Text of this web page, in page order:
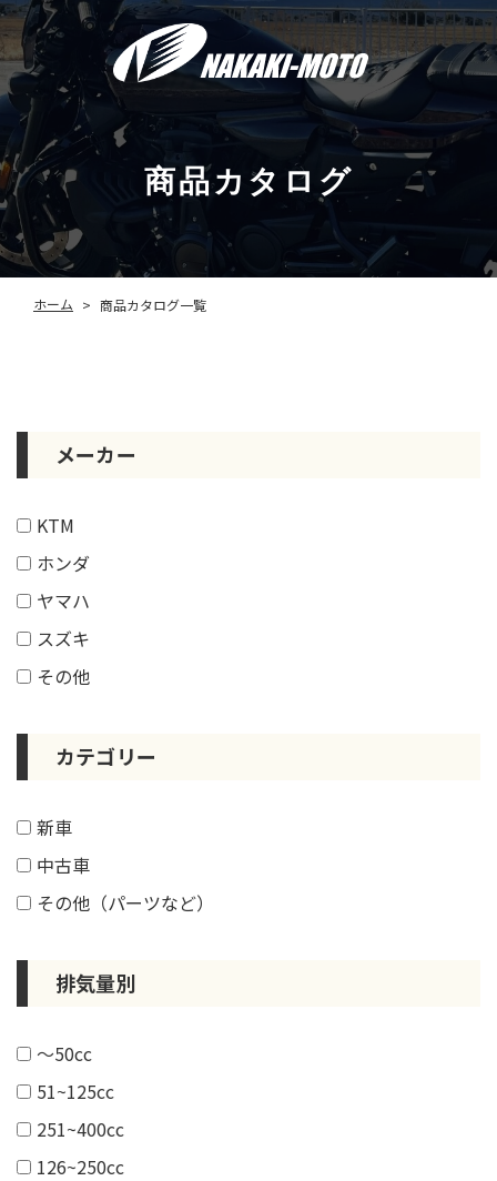
商品カタログ
ホーム > 商品カタログ一覧
メーカー
KTM
ホンダ
ヤマハ
スズキ
その他
カテゴリー
新車
中古車
その他（パーツなど）
排気量別
～50cc
51~125cc
251~400cc
126~250cc